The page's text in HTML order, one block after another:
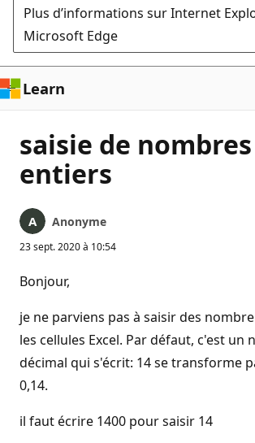
Plus d’informations sur Internet
Microsoft Edge
Learn
saisie de nombres
entiers
Anonyme
23 sept. 2020 à 10:54
Bonjour,
je ne parviens pas à saisir des
les cellules Excel. Par défaut, c'est un
décimal qui s'écrit: 14 se transforme
0,14.
il faut écrire 1400 pour saisir 14